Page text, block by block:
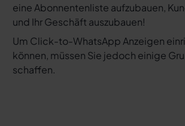
eine Abonnentenliste aufzubauen,
und Ihr Geschäft auszubauen!
Um Click-to-WhatsApp Anzeigen
können, müssen Sie jedoch einige
schaffen.